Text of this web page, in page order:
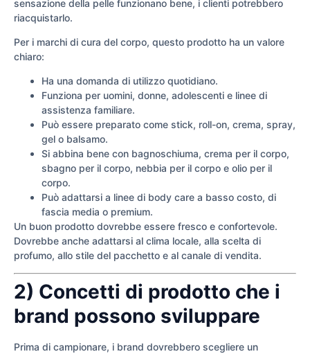
sensazione della pelle funzionano bene, i clienti potrebbero
riacquistarlo.
Per i marchi di cura del corpo, questo prodotto ha un valore
chiaro:
Ha una domanda di utilizzo quotidiano.
Funziona per uomini, donne, adolescenti e linee di
assistenza familiare.
Può essere preparato come stick, roll-on, crema, spray,
gel o balsamo.
Si abbina bene con bagnoschiuma, crema per il corpo,
sbagno per il corpo, nebbia per il corpo e olio per il
corpo.
Può adattarsi a linee di body care a basso costo, di
fascia media o premium.
Un buon prodotto dovrebbe essere fresco e confortevole.
Dovrebbe anche adattarsi al clima locale, alla scelta di
profumo, allo stile del pacchetto e al canale di vendita.
2) Concetti di prodotto che i
brand possono sviluppare
Prima di campionare, i brand dovrebbero scegliere un